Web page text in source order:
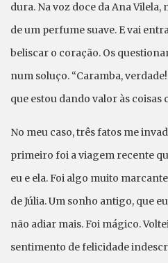
dura. Na voz doce da Ana
de um perfume suave. E vai
beliscar o coração. Os
num soluço. “Caramba,
que estou dando valor às coisas
No meu caso, três fatos me
primeiro foi a viagem recente
eu e ela. Foi algo muito
de Júlia. Um sonho antigo, que
não adiar mais. Foi mágico.
sentimento de felicidade